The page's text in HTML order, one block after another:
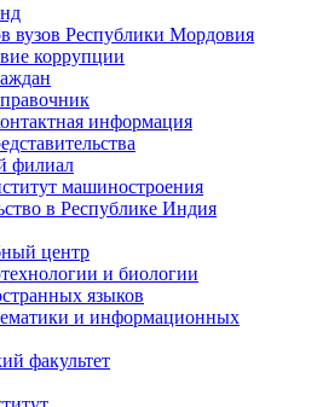
вузов Республики Мордовия
коррупции
информация
филиал
машиностроения
в Республике Индия
центр
и биологии
языков
и информационных
факультет